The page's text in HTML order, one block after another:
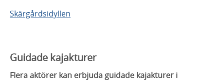
Skärgårdsidyllen
Guidade kajakturer
Flera aktörer kan erbjuda guidade kajakturer i